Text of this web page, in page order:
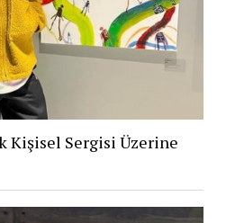
Kişisel Sergisi Üzerine